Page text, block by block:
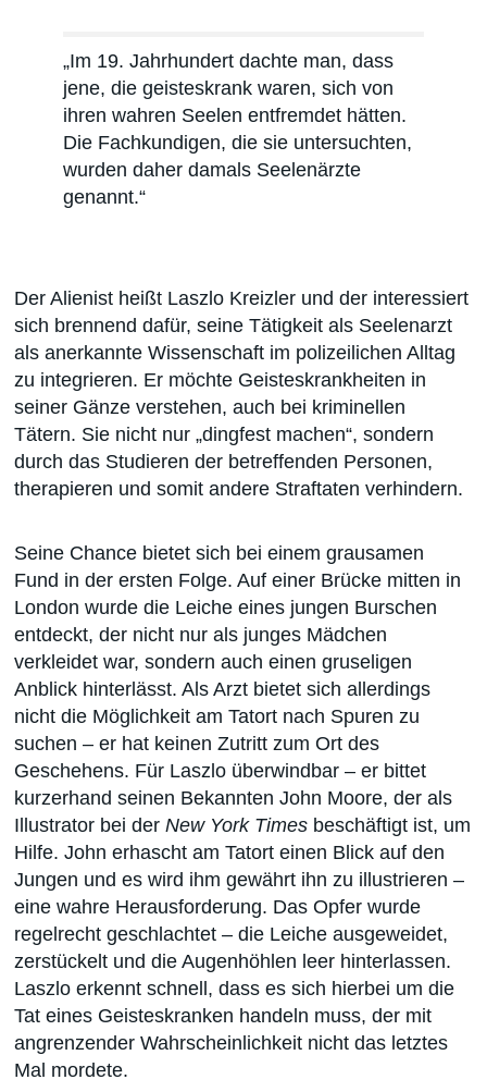
„Im 19. Jahrhundert dachte man, dass
jene, die geisteskrank waren, sich von
ihren wahren Seelen entfremdet hätten.
Die Fachkundigen, die sie untersuchten,
wurden daher damals Seelenärzte
genannt.“
Der Alienist heißt Laszlo Kreizler und der interessiert
sich brennend dafür, seine Tätigkeit als Seelenarzt
als anerkannte Wissenschaft im polizeilichen Alltag
zu integrieren. Er möchte Geisteskrankheiten in
seiner Gänze verstehen, auch bei kriminellen
Tätern. Sie nicht nur „dingfest machen“, sondern
durch das Studieren der betreffenden Personen,
therapieren und somit andere Straftaten verhindern.
Seine Chance bietet sich bei einem grausamen
Fund in der ersten Folge. Auf einer Brücke mitten in
London wurde die Leiche eines jungen Burschen
entdeckt, der nicht nur als junges Mädchen
verkleidet war, sondern auch einen gruseligen
Anblick hinterlässt. Als Arzt bietet sich allerdings
nicht die Möglichkeit am Tatort nach Spuren zu
suchen – er hat keinen Zutritt zum Ort des
Geschehens. Für Laszlo überwindbar – er bittet
kurzerhand seinen Bekannten John Moore, der als
Illustrator bei derNew York Times beschäftigt ist, um
Hilfe. John erhascht am Tatort einen Blick auf den
Jungen und es wird ihm gewährt ihn zu illustrieren –
eine wahre Herausforderung. Das Opfer wurde
regelrecht geschlachtet – die Leiche ausgeweidet,
zerstückelt und die Augenhöhlen leer hinterlassen.
Laszlo erkennt schnell, dass es sich hierbei um die
Tat eines Geisteskranken handeln muss, der mit
angrenzender Wahrscheinlichkeit nicht das letztes
Mal mordete.